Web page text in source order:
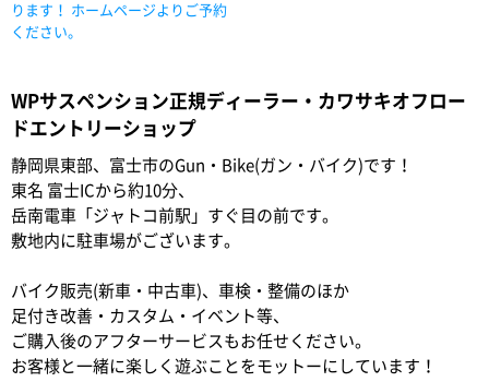
ります！ ホームページよりご予約
ください。
WPサスペンション正規ディーラー・カワサキオフロー
ドエントリーショップ
静岡県東部、富士市のGun・Bike(ガン・バイク)です！
東名 富士ICから約10分、
岳南電車「ジャトコ前駅」すぐ目の前です。
敷地内に駐車場がございます。
バイク販売(新車・中古車)、車検・整備のほか
足付き改善・カスタム・イベント等、
ご購入後のアフターサービスもお任せください。
お客様と一緒に楽しく遊ぶことをモットーにしています！